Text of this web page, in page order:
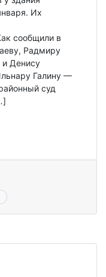
Их
сообщили в
Радмиру
Денису
Галину —
суд